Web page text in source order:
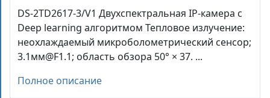
DS-2TD2617-3/V1 Двухспектральная IP-камера с
Deep learning алгоритмом Тепловое излучение:
неохлаждаемый микроболометрический сенсор;
3.1мм@F1.1; область обзора 50° × 37. ...
Полное описание